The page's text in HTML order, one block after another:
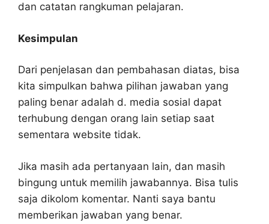
dan catatan rangkuman pelajaran.
Kesimpulan
Dari penjelasan dan pembahasan diatas, bisa
kita simpulkan bahwa pilihan jawaban yang
paling benar adalah d. media sosial dapat
terhubung dengan orang lain setiap saat
sementara website tidak.
Jika masih ada pertanyaan lain, dan masih
bingung untuk memilih jawabannya. Bisa tulis
saja dikolom komentar. Nanti saya bantu
memberikan jawaban yang benar.